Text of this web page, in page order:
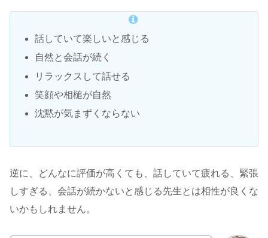
話していて楽しいと感じる
自然と会話が続く
リラックスして話せる
笑顔や相槌が自然
沈黙が気まずくならない
逆に、どんなに評価が高くても、話していて疲れる、緊張
しすぎる、会話が続かないと感じる先生とは相性が良くな
いかもしれません。